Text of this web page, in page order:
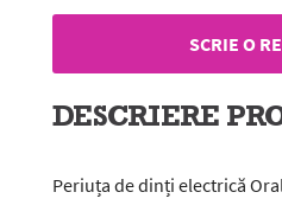
5
medie
evaluării.
Read
Același
SCRIE O
DESCRIERE
Periuța de dinți electrică